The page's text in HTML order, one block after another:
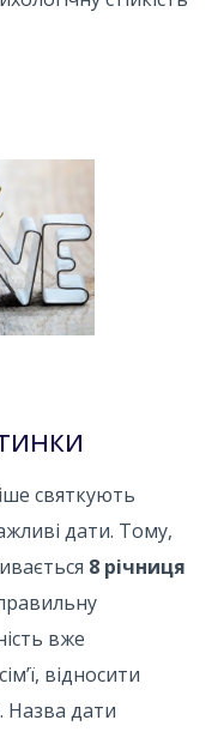
святкують
дати. Тому,
8 річниця
вже
відносити
Назва дати